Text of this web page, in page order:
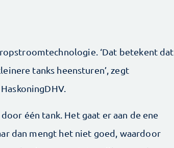
‘Dat betekent dat
tanks heensturen’, zegt
één tank. Het gaat er aan de ene
dan mengt het niet goed, waardoor